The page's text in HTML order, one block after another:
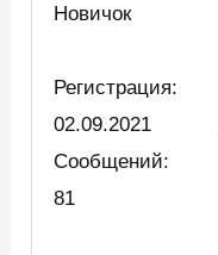
Новичок
Регистрация:
02.09.2021
Сообщений:
81